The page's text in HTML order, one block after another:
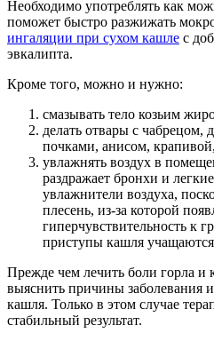
Необходимо употреблять как
поможет быстро разжижать
ингаляции при сухом кашле с
эвкалипта.
Кроме того, можно и нужно:
смазывать тело козьим
делать отвары с
почками, анисом,
увлажнять воздух в
раздражает бронхи и
увлажнители воздуха,
плесень, из-за которой
гиперчувствительность к
приступы кашля
Прежде чем лечить боли горла и
выяснить причины заболевания
кашля. Только в этом случае
стабильный результат.